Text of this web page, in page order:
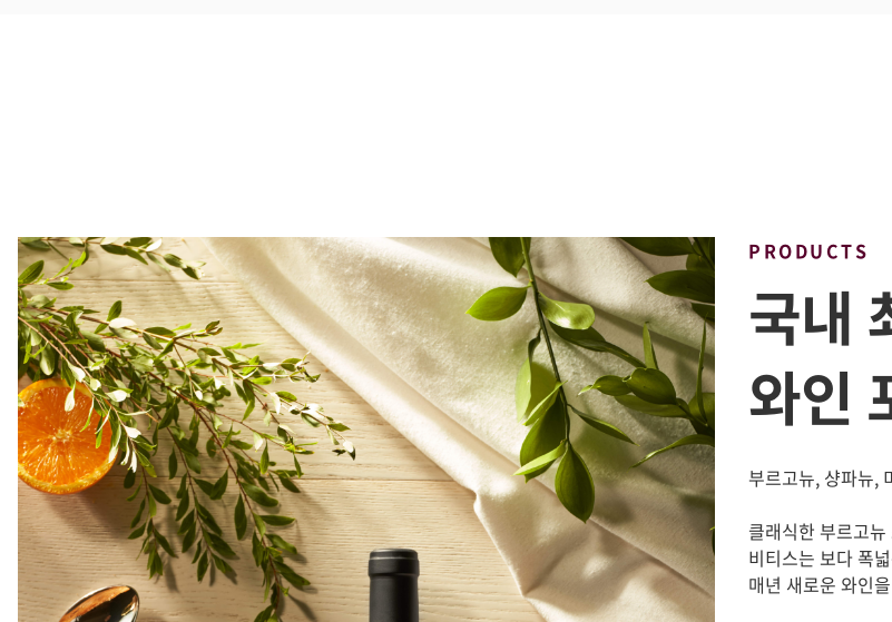
PRODUCTS
국내
와인
부르고뉴, 샹파뉴,
클래식한 부르고
비티스는 보다 폭
매년 새로운 와인